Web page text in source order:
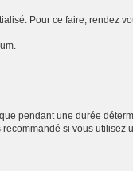
Pour ce faire, rendez
pendant une durée
recommandé si vous